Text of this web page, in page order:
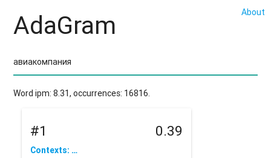
About
AdaGram
Word ipm: 8.31, occurrences: 16816.
#1 0.39
Contexts: …